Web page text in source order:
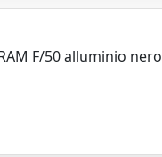
F/50 alluminio nero